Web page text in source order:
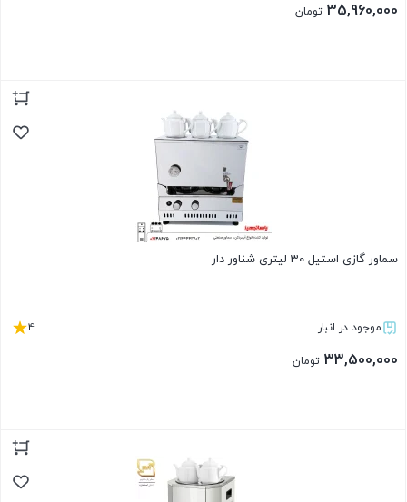
35,960,000 تومان
سماور گازی استیل 30 لیتری شناور دار
موجود در انبار 4
33,500,000 تومان